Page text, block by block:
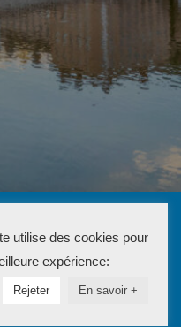
CONVERT
Immo
utilise des cookies pour
expérience:
Rejeter En savoir +